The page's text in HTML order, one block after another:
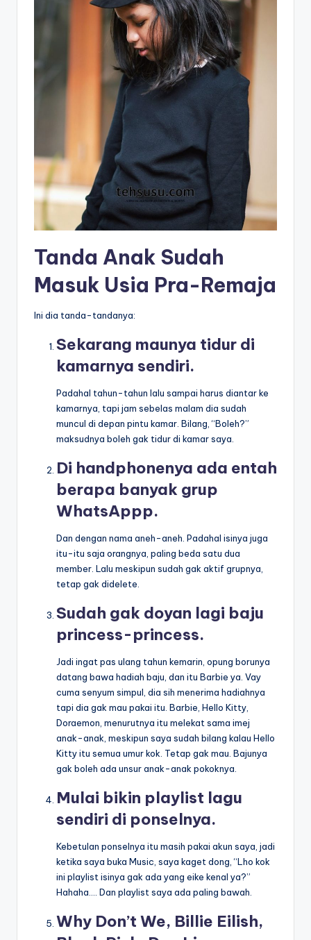
Tanda Anak Sudah
Masuk Usia Pra-Remaja
Ini dia tanda-tandanya:
Sekarang maunya tidur di
kamarnya sendiri.
Padahal tahun-tahun lalu sampai harus diantar ke
kamarnya, tapi jam sebelas malam dia sudah
muncul di depan pintu kamar. Bilang, “Boleh?”
maksudnya boleh gak tidur di kamar saya.
Di handphonenya ada entah
berapa banyak grup
WhatsAppp.
Dan dengan nama aneh-aneh. Padahal isinya juga
itu-itu saja orangnya, paling beda satu dua
member. Lalu meskipun sudah gak aktif grupnya,
tetap gak didelete.
Sudah gak doyan lagi baju
princess-princess.
Jadi ingat pas ulang tahun kemarin, opung borunya
datang bawa hadiah baju, dan itu Barbie ya. Vay
cuma senyum simpul, dia sih menerima hadiahnya
tapi dia gak mau pakai itu. Barbie, Hello Kitty,
Doraemon, menurutnya itu melekat sama imej
anak-anak, meskipun saya sudah bilang kalau Hello
Kitty itu semua umur kok. Tetap gak mau. Bajunya
gak boleh ada unsur anak-anak pokoknya.
Mulai bikin playlist lagu
sendiri di ponselnya.
Kebetulan ponselnya itu masih pakai akun saya, jadi
ketika saya buka Music, saya kaget dong, “Lho kok
ini playlist isinya gak ada yang eike kenal ya?”
Hahaha…. Dan playlist saya ada paling bawah.
Why Don’t We, Billie Eilish,